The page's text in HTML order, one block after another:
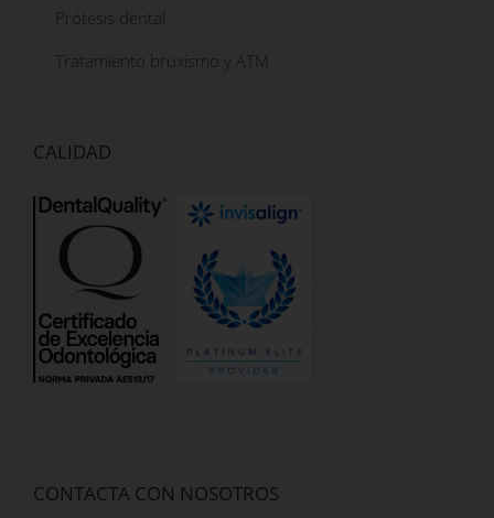
Prótesis dental
Tratamiento bruxismo y ATM
CALIDAD
CONTACTA CON NOSOTROS